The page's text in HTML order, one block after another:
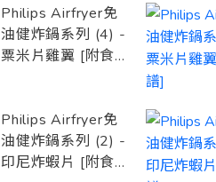
Philips Airfryer免
油健炸鍋系列 (4) -
粟米片雞翼 [附食
Philips Airfryer免
油健炸鍋系列 (2) -
印尼炸蝦片 [附食